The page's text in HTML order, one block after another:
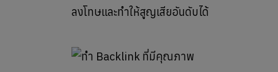
ลงโทษและทำให้สูญเสียอันดับได้